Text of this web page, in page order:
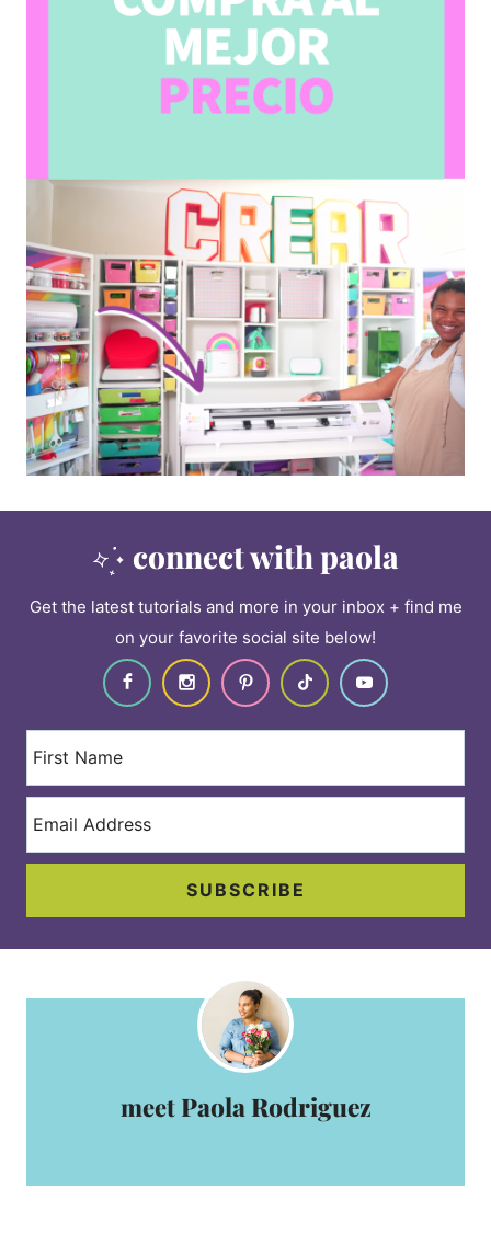
connect with paola
Get the latest tutorials and more in your inbox + find me
on your favorite social site below!
SUBSCRIBE
Paola Rodriguez